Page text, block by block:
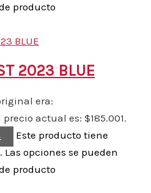
producto
2023 BLUE
era:
precio actual es: $185.001.
Este producto tiene
opciones se pueden
producto